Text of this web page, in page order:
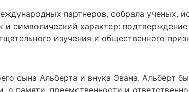
партнеров, собрала ученых,
символический характер:
изучения и общественного
сына Альберта и внука Эвана. Альберт
памяти, преемственности и